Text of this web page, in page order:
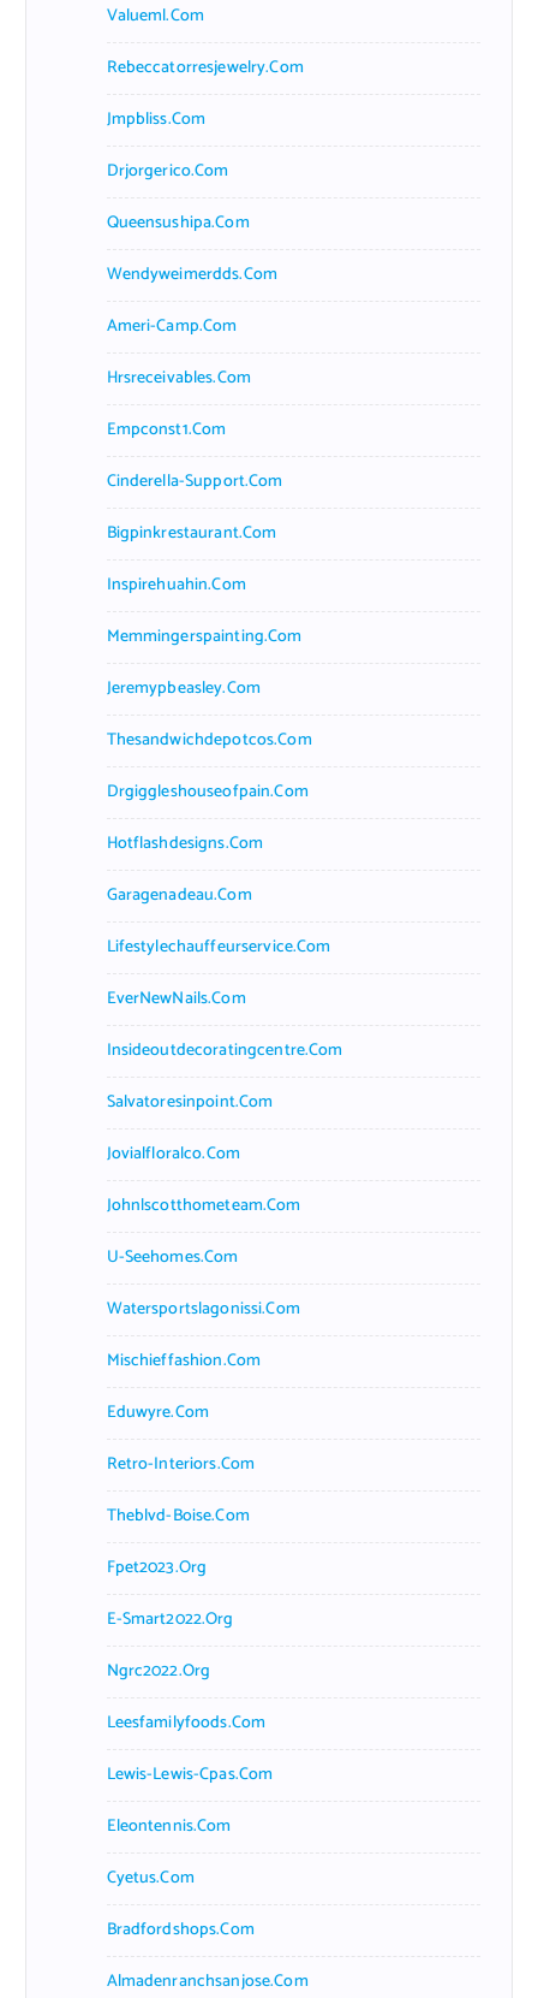
Valueml.com
Rebeccatorresjewelry.com
Jmpbliss.com
Drjorgerico.com
Queensushipa.com
Wendyweimerdds.com
Ameri-Camp.com
Hrsreceivables.com
Empconst1.com
Cinderella-Support.com
Bigpinkrestaurant.com
Inspirehuahin.com
Memmingerspainting.com
Jeremypbeasley.com
Thesandwichdepotcos.com
Drgiggleshouseofpain.com
Hotflashdesigns.com
Garagenadeau.com
Lifestylechauffeurservice.com
EverNewNails.com
Insideoutdecoratingcentre.com
Salvatoresinpoint.com
Jovialfloralco.com
Johnlscotthometeam.com
U-Seehomes.com
Watersportslagonissi.com
Mischieffashion.com
Eduwyre.com
Retro-Interiors.com
Theblvd-Boise.com
Fpet2023.org
E-Smart2022.org
Ngrc2022.org
Leesfamilyfoods.com
Lewis-Lewis-Cpas.com
Eleontennis.com
Cyetus.com
Bradfordshops.com
Almadenranchsanjose.com